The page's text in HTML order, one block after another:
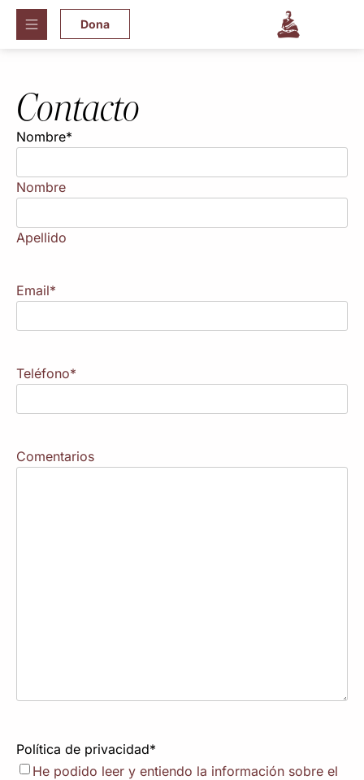
Dona
Contacto
Nombre*
Nombre
Apellido
Email*
Teléfono*
Comentarios
Política de privacidad*
He podido leer y entiendo la información sobre el